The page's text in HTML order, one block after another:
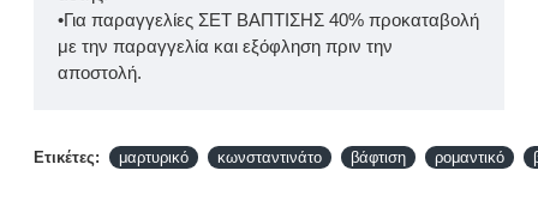
•Για παραγγελίες ΣΕΤ ΒΑΠΤΙΣΗΣ 40% προκαταβολή
με την παραγγελία και εξόφληση πριν την
αποστολή.
Ετικέτες: μαρτυρικό κωνσταντινάτο βάφτιση ρομαντικό